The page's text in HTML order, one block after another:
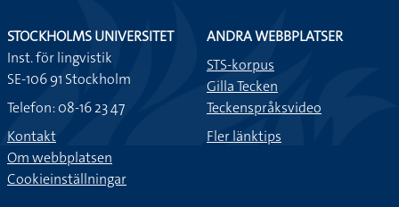
STOCKHOLMS UNIVERSITET
Inst. för lingvistik
SE-106 91 Stockholm
Telefon: 08-16 23 47
Kontakt
Om webbplatsen
Cookieinställningar
ANDRA WEBBPLATSER
STS-korpus
Gilla Tecken
Teckenspråksvideo
Fler länktips